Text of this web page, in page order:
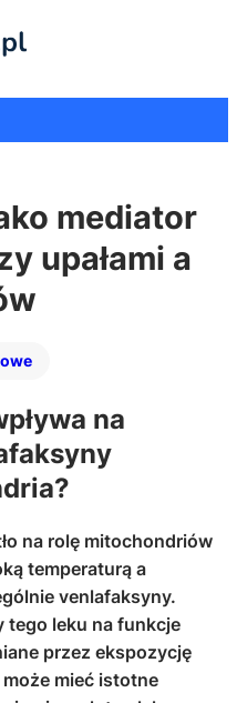
mediator
upałami a
na
na rolę mitochondriów
temperaturą a
venlafaksyny.
tego leku na funkcje
przez ekspozycję
mieć istotne